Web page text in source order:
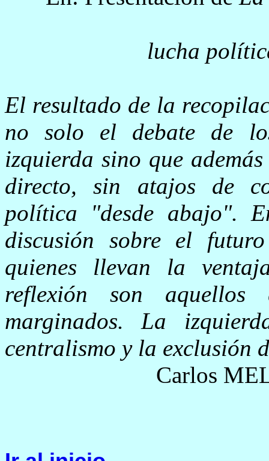
lucha
El resultado de la
no solo el debate de
izquierda sino que
directo, sin atajos de
política "desde abajo".
discusión sobre el
quienes llevan la
reflexión son aquellos
marginados. La
centralismo y la exclusión
Carlos